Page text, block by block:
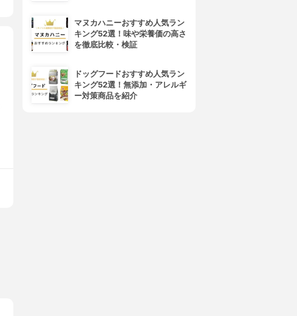
マヌカハニーおすすめ人気ラン
キング52選！味や栄養価の高さ
を徹底比較・検証
ドッグフードおすすめ人気ラン
キング52選！無添加・アレルギ
ー対策商品を紹介